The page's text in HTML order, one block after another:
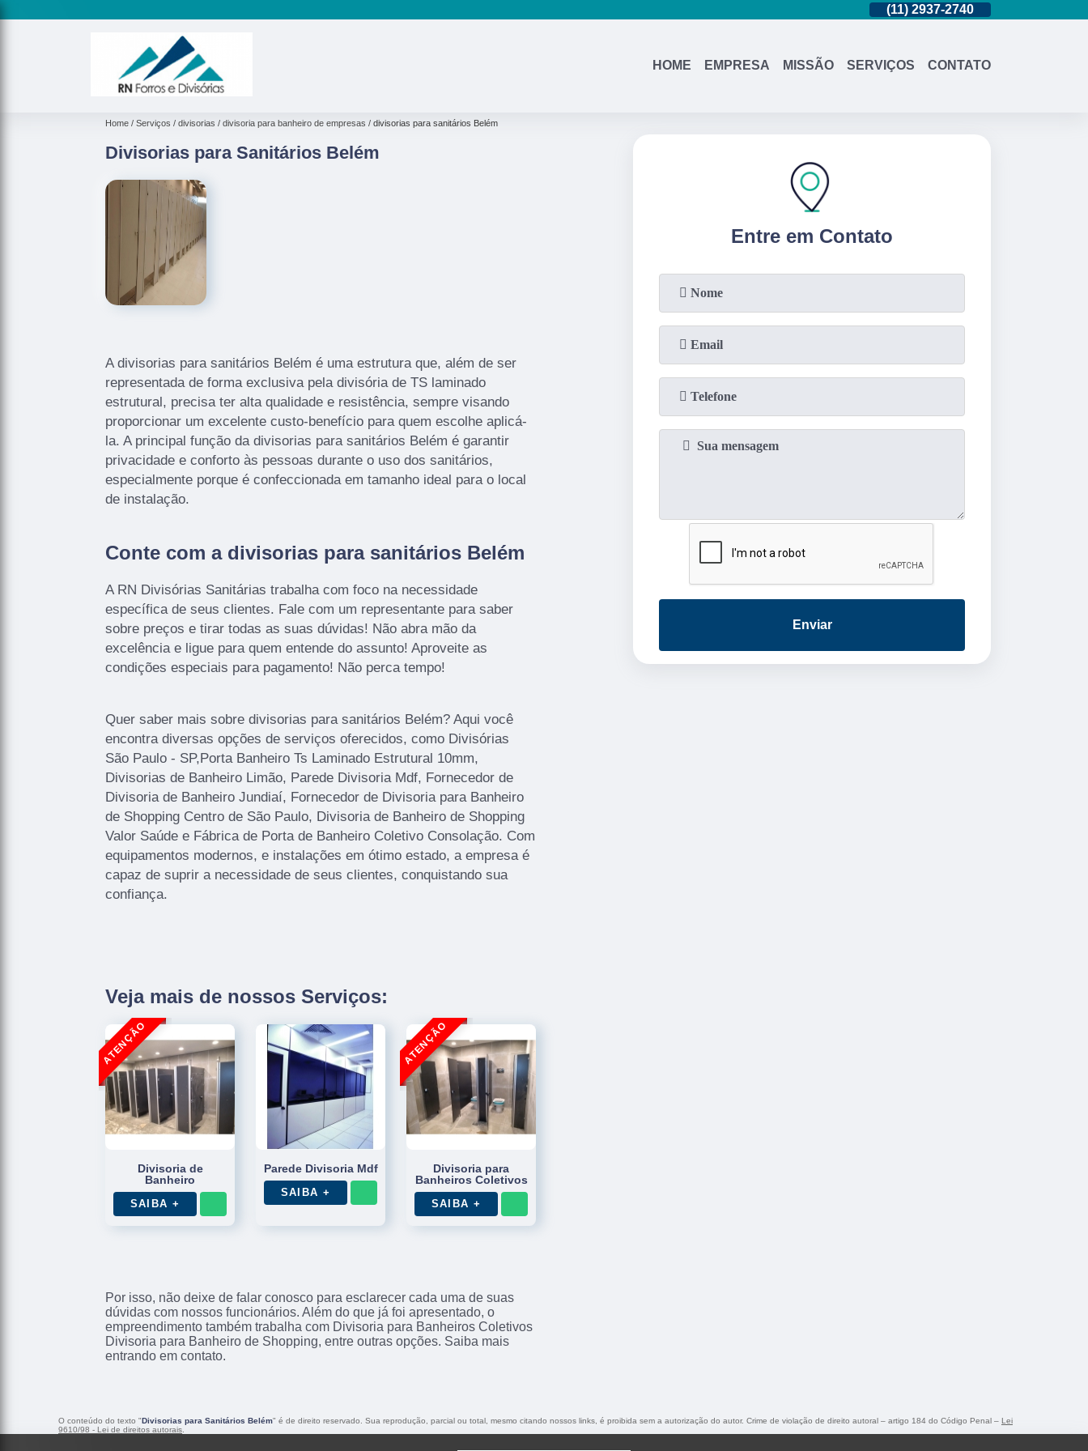
(11)2937-2740
HOME EMPRESA MISSÃO SERVIÇOS CONTATO
Home Serviços divisorias divisoria para banheiro de empresas divisorias para sanitários Belém
Divisorias para Sanitários Belém
A divisorias para sanitários Belém é uma estrutura que, além de ser
representada de forma exclusiva pela divisória de TS laminado
estrutural, precisa ter alta qualidade e resistência, sempre visando
proporcionar um excelente custo-benefício para quem escolhe aplicá-
la. A principal função da divisorias para sanitários Belém é garantir
privacidade e conforto às pessoas durante o uso dos sanitários,
especialmente porque é confeccionada em tamanho ideal para o local
de instalação.
Conte com a divisorias para sanitários Belém
A RN Divisórias Sanitárias trabalha com foco na necessidade
específica de seus clientes. Fale com um representante para saber
sobre preços e tirar todas as suas dúvidas! Não abra mão da
excelência e ligue para quem entende do assunto! Aproveite as
condições especiais para pagamento! Não perca tempo!
Quer saber mais sobre divisorias para sanitários Belém? Aqui você
encontra diversas opções de serviços oferecidos, como Divisórias
São Paulo - SP,Porta Banheiro Ts Laminado Estrutural 10mm,
Divisorias de Banheiro Limão, Parede Divisoria Mdf, Fornecedor de
Divisoria de Banheiro Jundiaí, Fornecedor de Divisoria para Banheiro
de Shopping Centro de São Paulo, Divisoria de Banheiro de Shopping
Valor Saúde e Fábrica de Porta de Banheiro Coletivo Consolação. Com
equipamentos modernos, e instalações em ótimo estado, a empresa é
capaz de suprir a necessidade de seus clientes, conquistando sua
confiança.
Veja mais de nossos Serviços:
Divisoria de
Banheiro
SAIBA +
Parede Divisoria Mdf
SAIBA +
Divisoria para
Banheiros Coletivos
SAIBA +
Por isso, não deixe de falar conosco para esclarecer cada uma de suas
dúvidas com nossos funcionários. Além do que já foi apresentado, o
empreendimento também trabalha com Divisoria para Banheiros Coletivos
Divisoria para Banheiro de Shopping, entre outras opções. Saiba mais
entrando em contato.
Entre em Contato
Enviar
O conteúdo do texto "Divisorias para Sanitários Belém" é de direito reservado. Sua reprodução, parcial ou total, mesmo citando nossos links, é proibida sem a autorização do autor. Crime de violação de direito autoral – artigo 184 do Código Penal – Lei
9610/98 - Lei de direitos autorais.